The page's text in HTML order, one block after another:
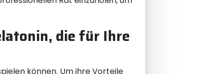
die für Ihre
können. Um ihre Vorteile